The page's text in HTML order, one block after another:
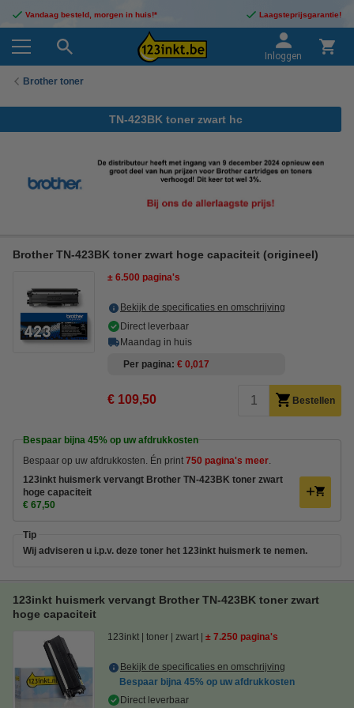
Vandaag besteld, morgen in huis!* Laagsteprijsgarantie!
Inloggen
Brother toner
TN-423BK toner zwart hc
Brother TN-423BK toner zwart hoge capaciteit (origineel)
± 6.500 pagina's
Bekijk de specificaties en omschrijving
Direct leverbaar
Maandag in huis
Per pagina € 0,017
€ 109,50 Bestellen
Bespaar bijna 45% op uw afdrukkosten
Bespaar op uw afdrukkosten. Én print 750 pagina's meer
123inkt huismerk vervangt Brother TN-423BK toner zwart
hoge capaciteit
€ 67,50
Tip
Wij adviseren u i.p.v. deze toner het 123inkt huismerk te nemen.
123inkt huismerk vervangt Brother TN-423BK toner zwart
hoge capaciteit
123inkt toner zwart ± 7.250 pagina's
Bekijk de specificaties en omschrijving
Bespaar bijna 45% op uw afdrukkosten
Direct leverbaar